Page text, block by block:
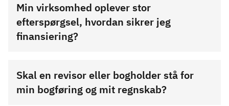
Min virksomhed oplever stor
efterspørgsel, hvordan sikrer jeg
finansiering?
Skal en revisor eller bogholder stå for
min bogføring og mit regnskab?